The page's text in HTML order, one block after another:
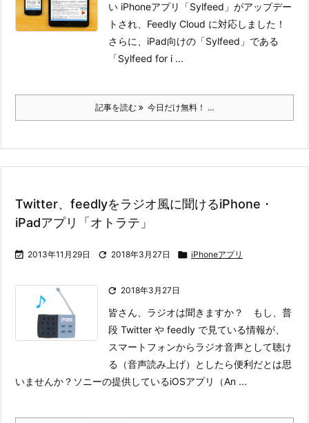
い iPhoneアプリ「Sylfeed」がアップデー
トされ、Feedly Cloud に対応しました！
さらに、iPad向けの「Sylfeed」である
「Sylfeed for i ...
記事を読む 今日だけ無料！ ...
Twitter、feedlyをラジオ風に聞けるiPhone・
iPadアプリ「オトラテ」
 2013年11月29日  2018年3月27日  iPhoneアプリ
 2018年3月27日
皆さん、ラジオは聞きますか？ もし、普
段 Twitter や feedly で見ている情報が、
スマートフォンからラジオ音声として聴け
る（音声読み上げ）としたら便利だとは思
いませんか？ ソニーの提供しているiOSアプリ（An ...